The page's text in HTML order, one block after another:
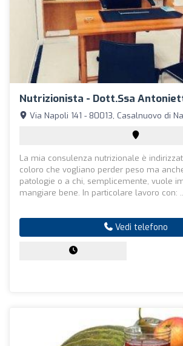
Nutrizionista - Dott.ssa
Via Napoli 141 - 80013, Casalnuovo di
La mia consulenza nutrizionale è
coloro che vogliano perder peso ma
patologie o a chi, semplicemente, vuole
mangiare bene. In particolare lavoro con:
Vedi telefono